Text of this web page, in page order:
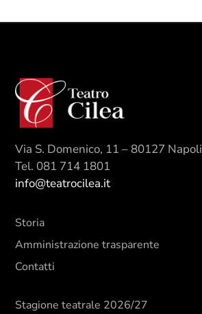
Via S. Domenico, 11 – 80127 Napoli
Tel. 081 714 1801
info@teatrocilea.it
Storia
Amministrazione trasparente
Contatti
Stagione teatrale 2026/27